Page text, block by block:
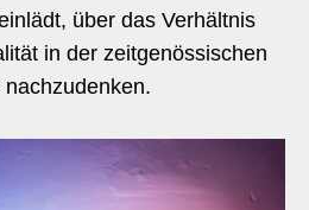
über das Verhältnis
in der zeitgenössischen